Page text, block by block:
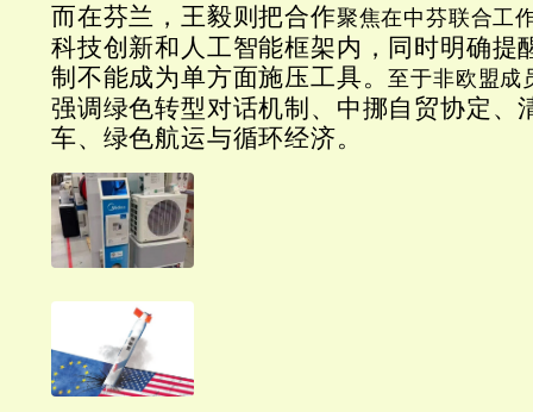
而在芬兰，王毅则把合作聚焦在中芬联合工
科技创新和人工智能框架内，同时明确提
制不能成为单方面施压工具。至于非欧盟成
强调绿色转型对话机制、中挪自贸协定、
车、绿色航运与循环经济。